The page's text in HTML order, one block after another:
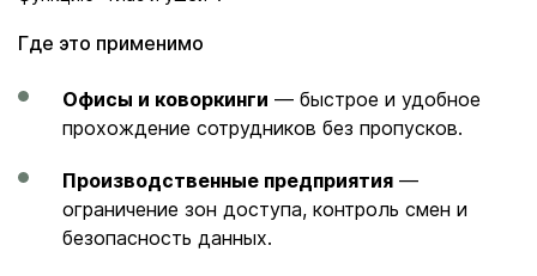
Где это применимо
Офисы и коворкинги — быстрое и удобное
прохождение сотрудников без пропусков.
Производственные предприятия —
ограничение зон доступа, контроль смен и
безопасность данных.